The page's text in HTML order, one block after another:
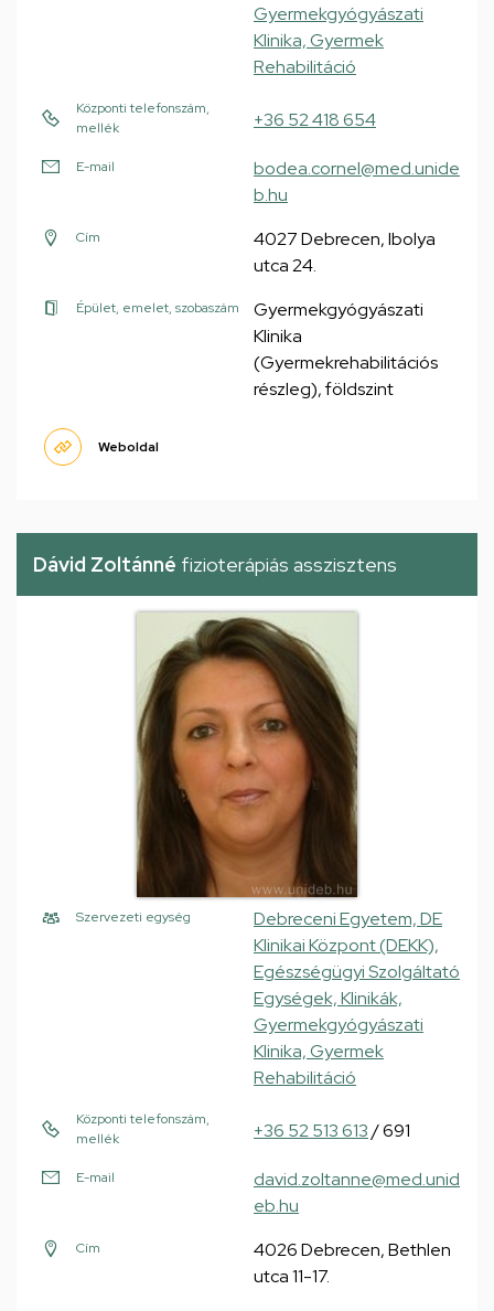
Gyermekgyógyászati
Klinika, Gyermek
Rehabilitáció
Központi telefonszám,
mellék
+36 52 418 654
E-mail
bodea.cornel@med.unide
b.hu
Cím
4027 Debrecen, Ibolya
utca 24.
Épület, emelet, szobaszám
Gyermekgyógyászati
Klinika
(Gyermekrehabilitációs
részleg), földszint
Weboldal
Dávid Zoltánné fizioterápiás asszisztens
Szervezeti egység
Debreceni Egyetem, DE
Klinikai Központ (DEKK),
Egészségügyi Szolgáltató
Egységek, Klinikák,
Gyermekgyógyászati
Klinika, Gyermek
Rehabilitáció
Központi telefonszám,
mellék
+36 52 513 613/ 691
E-mail
david.zoltanne@med.unid
eb.hu
Cím
4026 Debrecen, Bethlen
utca 11-17.